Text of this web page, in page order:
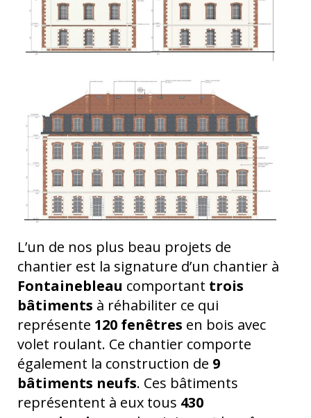
L’un de nos plus beau projets de
chantier est la signature d’un chantier à
Fontainebleau comportant trois
bâtiments à réhabiliter ce qui
représente 120 fenêtres en bois avec
volet roulant. Ce chantier comporte
également la construction de 9
bâtiments neufs. Ces bâtiments
représentent à eux tous 430